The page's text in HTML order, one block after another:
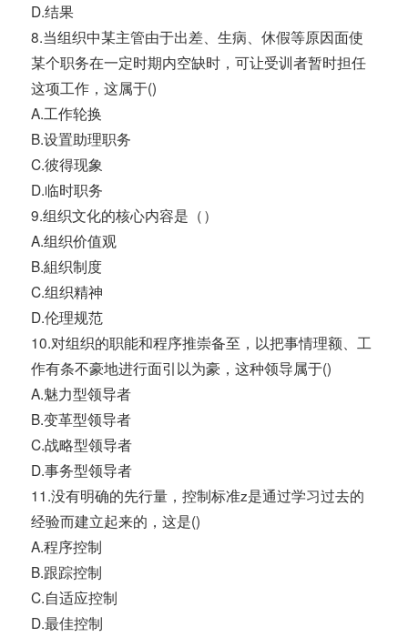
D.结果
8.当组织中某主管由于出差、生病、休假等原因面使
某个职务在一定时期内空缺时，可让受训者暂时担任
这项工作，这属于()
A.工作轮换
B.设置助理职务
C.彼得现象
D.临时职务
9.组织文化的核心内容是（）
A.组织价值观
B.組织制度
C.组织精神
D.伦理规范
10.对组织的职能和程序推崇备至，以把事情理额、工
作有条不豪地进行面引以为豪，这种领导属于()
A.魅力型领导者
B.变革型领导者
C.战略型领导者
D.事务型领导者
11.没有明确的先行量，控制标准z是通过学习过去的
经验而建立起来的，这是()
A.程序控制
B.跟踪控制
C.自适应控制
D.最佳控制